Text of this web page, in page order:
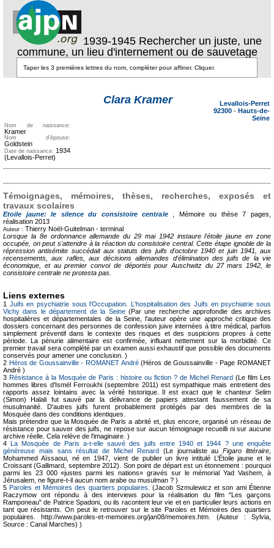
1939-1945 Rechercher un juste, une
commune, un lieu d'internement ou de sauvetage
Clara Kramer
Levallois-Perret
92300 - Hauts-de-
Seine
Nom de naissance:
Kramer
Nom d'épouse:
Goldstein
Date de naissance: 1934
(Levallois-Perret)
Témoignages, mémoires, thèses, recherches, exposés et
travaux scolaires
Etoile jaune: le silence du consistoire centrale, Mémoire ou thèse
7 pages,
réalisation 2013
Auteur : Thierry Noël-Guitelman - terminal
Lorsque la 8e ordonnance allemande du 29 mai 1942 instaure l'étoile jaune en zone
occupée, on peut s'attendre à la réaction du consistoire central. Cette étape ignoble de la
répression antisémite succédait aux statuts des juifs d'octobre 1940 et juin 1941, aux
recensements, aux rafles, aux décisions allemandes d'élimination des juifs de la vie
économique, et au premier convoi de déportés pour Auschwitz du 27 mars 1942, le
consistoire centrale ne protesta pas.
Liens externes
1 Juifs en psychiatrie sous l'Occupation. L'hospitalisation des Juifs en psychiatrie sous
Vichy dans le département de la Seine (Par une recherche approfondie des archives
hospitalières et départementales de la Seine, l'auteur opère une approche critique des
dossiers concernant des personnes de confession juive internées à titre médical, parfois
simplement préventif dans le contexte des risques et des suspicions propres à cette
période. La pénurie alimentaire est confirmée, influant nettement sur la morbidité. Ce
premier travail sera complété par un examen aussi exhaustif que possible des documents
conservés pour amener une conclusion. )
2 Héros de Goussainville - ROMANET André(Héros de Goussainville - Page ROMANET
André )
3 Résistance à la Mosquée de Paris : histoire ou fiction ? de Michel Renard (Le film Les
hommes libres d'Ismël Ferroukhi (septembre 2011) est sympathique mais entretient des
rapports assez lointains avec la vérité historique. Il est exact que le chanteur Selim
(Simon) Halali fut sauvé par la délivrance de papiers attestant faussement de sa
musulmanité. D'autres juifs furent probablement protégés par des membres de la
Mosquée dans des conditions identiques.
Mais prétendre que la Mosquée de Paris a abrité et, plus encore, organisé un réseau de
résistance pour sauver des juifs, ne repose sur aucun témoignage recueilli ni sur aucune
archive réelle. Cela relève de l'imaginaire. )
4La Mosquée de Paris a-t-elle sauvé des juifs entre 1940 et 1944 ? une enquête
généreuse mais sans résultat de Michel Renard(Le journaliste auFigaro littéraire
Mohammed Aïssaoui, né en 1947, vient de publier un livre intitulé L’Étoile jaune et le
Croissant (Gallimard, septembre 2012). Son point de départ est un étonnement : pourquoi
parmi les 23 000 «justes parmi les nations» gravés sur le mémorial Yad Vashem, à
Jérusalem, ne figure-t-il aucun nom arabe ou musulman ? )
5Paroles et Mémoires des quartiers populaires.
(Jacob Szmulewicz et son ami Étienne
Raczymow ont répondu à des interviews pour la réalisation du film "Les garçons
Ramponeau" de Patrice Spadoni, ou ils racontent leur vie et en particulier leurs actions en
tant que résistants. On peut le retrouver sur le site Paroles et Mémoires des quartiers
populaires. http://www.paroles-et-memoires.org/jan08/memoires.htm. (Auteur : Sylvia,
Source : Canal Marches) )